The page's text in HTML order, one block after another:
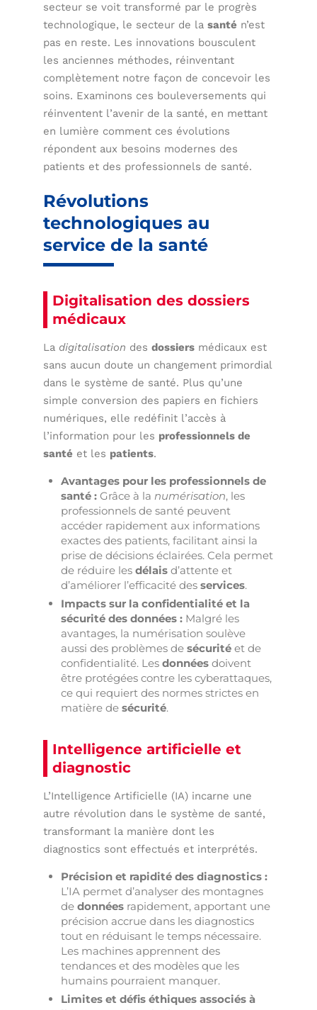
secteur se voit transformé par le progrès
technologique, le secteur de lasanté n’est
pas en reste. Les innovations bousculent
les anciennes méthodes, réinventant
complètement notre façon de concevoir les
soins. Examinons ces bouleversements qui
réinventent l’avenir de la santé, en mettant
en lumière comment ces évolutions
répondent aux besoins modernes des
patients et des professionnels de santé.
Révolutions
technologiques au
service de la santé
Digitalisation des dossiers
médicaux
La digitalisation desdossiers médicaux est
sans aucun doute un changement primordial
dans le système de santé. Plus qu’une
simple conversion des papiers en fichiers
numériques, elle redéfinit l’accès à
l’information pour les professionnels de
santé et les patients.
Avantages pour les professionnels de
santé : Grâce à lanumérisation, les
professionnels de santé peuvent
accéder rapidement aux informations
exactes des patients, facilitant ainsi la
prise de décisions éclairées. Cela permet
de réduire lesdélais d’attente et
d’améliorer l’efficacité desservices.
Impacts sur la confidentialité et la
sécurité des données : Malgré les
avantages, la numérisation soulève
aussi des problèmes desécurité et de
confidentialité. Lesdonnées doivent
être protégées contre les cyberattaques,
ce qui requiert des normes strictes en
matière desécurité.
Intelligence artificielle et
diagnostic
L’Intelligence Artificielle (IA) incarne une
autre révolution dans le système de santé,
transformant la manière dont les
diagnostics sont effectués et interprétés.
Précision et rapidité des diagnostics :
L’IA permet d’analyser des montagnes
dedonnées rapidement, apportant une
précision accrue dans les diagnostics
tout en réduisant le temps nécessaire.
Les machines apprennent des
tendances et des modèles que les
humains pourraient manquer.
Limites et défis éthiques associés à